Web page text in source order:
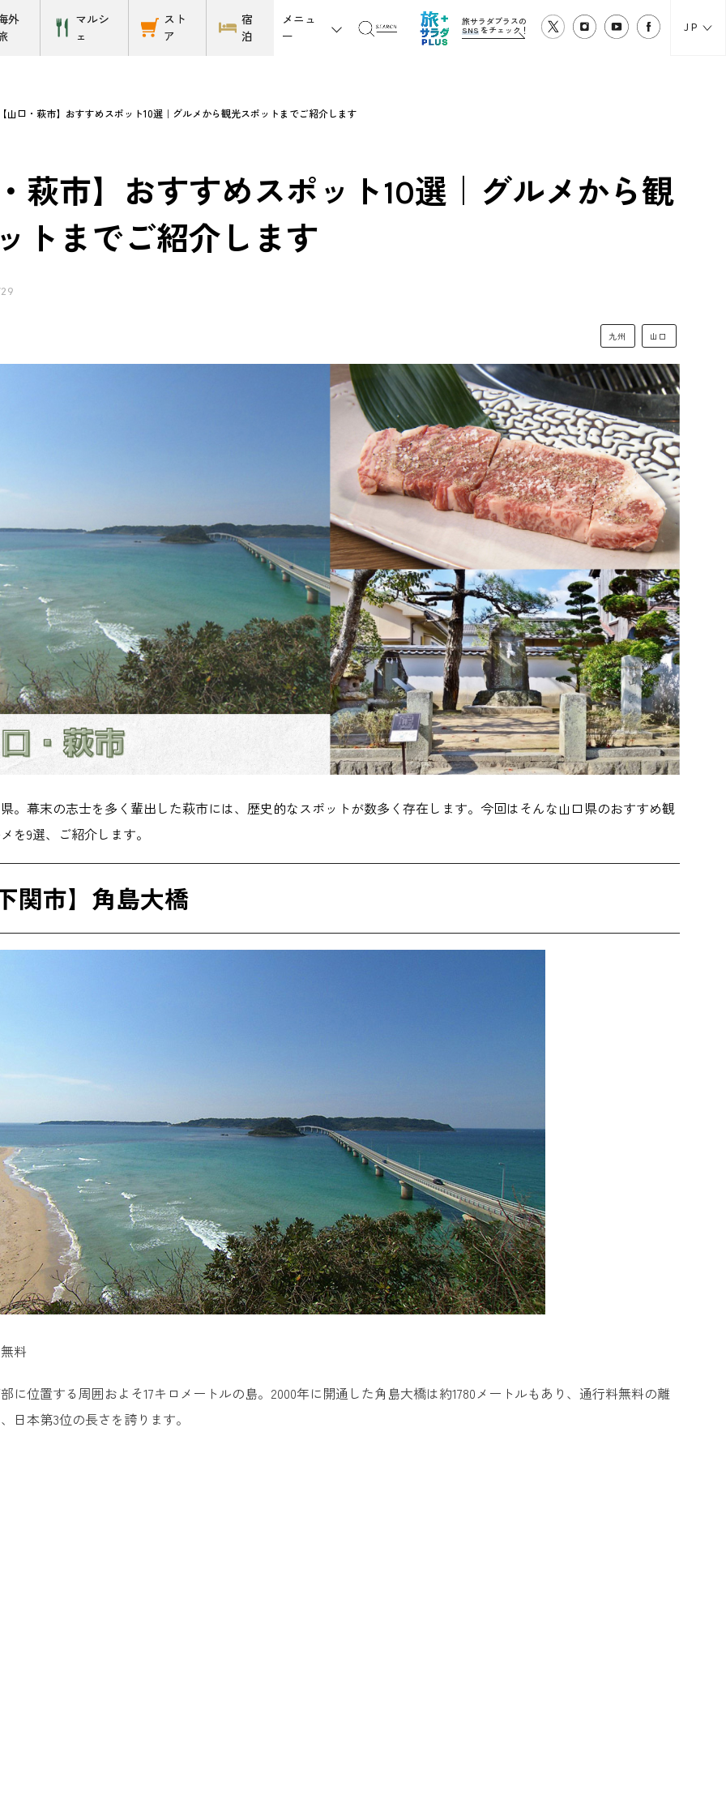
外
マルシ
ェ
スト
ア
宿
泊
メニュ
ー
旅サラダプラスの
SNS をチェック！ JP
【山口・萩市】おすすめスポット10選｜グルメから観光スポットまでご紹介します
・萩市】おすすめスポット10選｜グルメから観
トまでご紹介します
九州 山口
。幕末の志士を多く輩出した萩市には、歴史的なスポットが数多く存在します。今回はそんな山口県のおすすめ観
を9選、ご紹介します。
関市】角島大橋
料
に位置する周囲およそ17キロメートルの島。2000年に開通した角島大橋は約1780メートルもあり、通行料無料の離
日本第3位の長さを誇ります。